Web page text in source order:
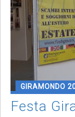
GIRAMONDO
Festa